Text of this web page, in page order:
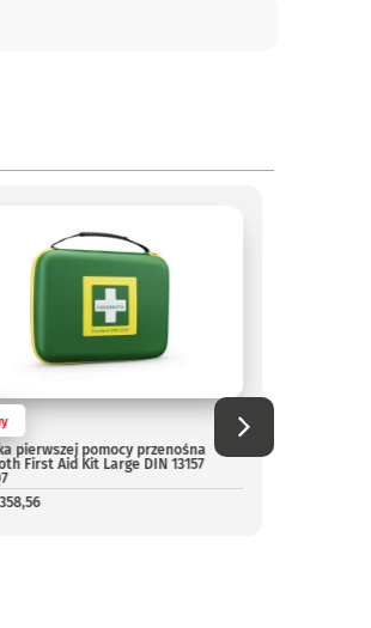
pierwszej pomocy przenośna
First Aid Kit Large DIN 13157
358,56